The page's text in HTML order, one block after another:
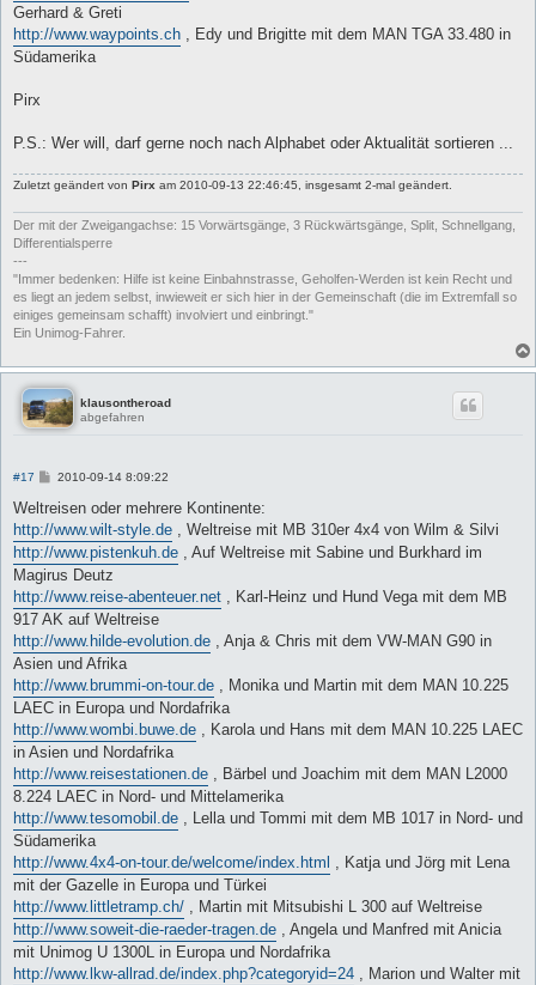
Gerhard & Greti
http://www.waypoints.ch , Edy und Brigitte mit dem MAN TGA 33.480 in
Südamerika
Pirx
P.S.: Wer will, darf gerne noch nach Alphabet oder Aktualität sortieren ...
Zuletzt geändert von Pirx am 2010-09-13 22:46:45, insgesamt 2-mal geändert.
Der mit der Zweigangachse: 15 Vorwärtsgänge, 3 Rückwärtsgänge, Split, Schnellgang,
Differentialsperre
---
"Immer bedenken: Hilfe ist keine Einbahnstrasse, Geholfen-Werden ist kein Recht und
es liegt an jedem selbst, inwieweit er sich hier in der Gemeinschaft (die im Extremfall so
einiges gemeinsam schafft) involviert und einbringt."
Ein Unimog-Fahrer.
klausontheroad
abgefahren
#17
B
i
r
a
g
2010-09-14 8:09:22
Weltreisen oder mehrere Kontinente:
http://www.wilt-style.de , Weltreise mit MB 310er 4x4 von Wilm & Silvi
http://www.pistenkuh.de , Auf Weltreise mit Sabine und Burkhard im
Magirus Deutz
http://www.reise-abenteuer.net , Karl-Heinz und Hund Vega mit dem MB
917 AK auf Weltreise
http://www.hilde-evolution.de , Anja & Chris mit dem VW-MAN G90 in
Asien und Afrika
http://www.brummi-on-tour.de , Monika und Martin mit dem MAN 10.225
LAEC in Europa und Nordafrika
http://www.wombi.buwe.de , Karola und Hans mit dem MAN 10.225 LAEC
in Asien und Nordafrika
http://www.reisestationen.de , Bärbel und Joachim mit dem MAN L2000
8.224 LAEC in Nord- und Mittelamerika
http://www.tesomobil.de , Lella und Tommi mit dem MB 1017 in Nord- und
Südamerika
http://www.4x4-on-tour.de/welcome/index.html , Katja und Jörg mit Lena
mit der Gazelle in Europa und Türkei
http://www.littletramp.ch/ , Martin mit Mitsubishi L 300 auf Weltreise
http://www.soweit-die-raeder-tragen.de , Angela und Manfred mit Anicia
mit Unimog U 1300L in Europa und Nordafrika
http://www.lkw-allrad.de/index.php?categoryid=24 , Marion und Walter mit